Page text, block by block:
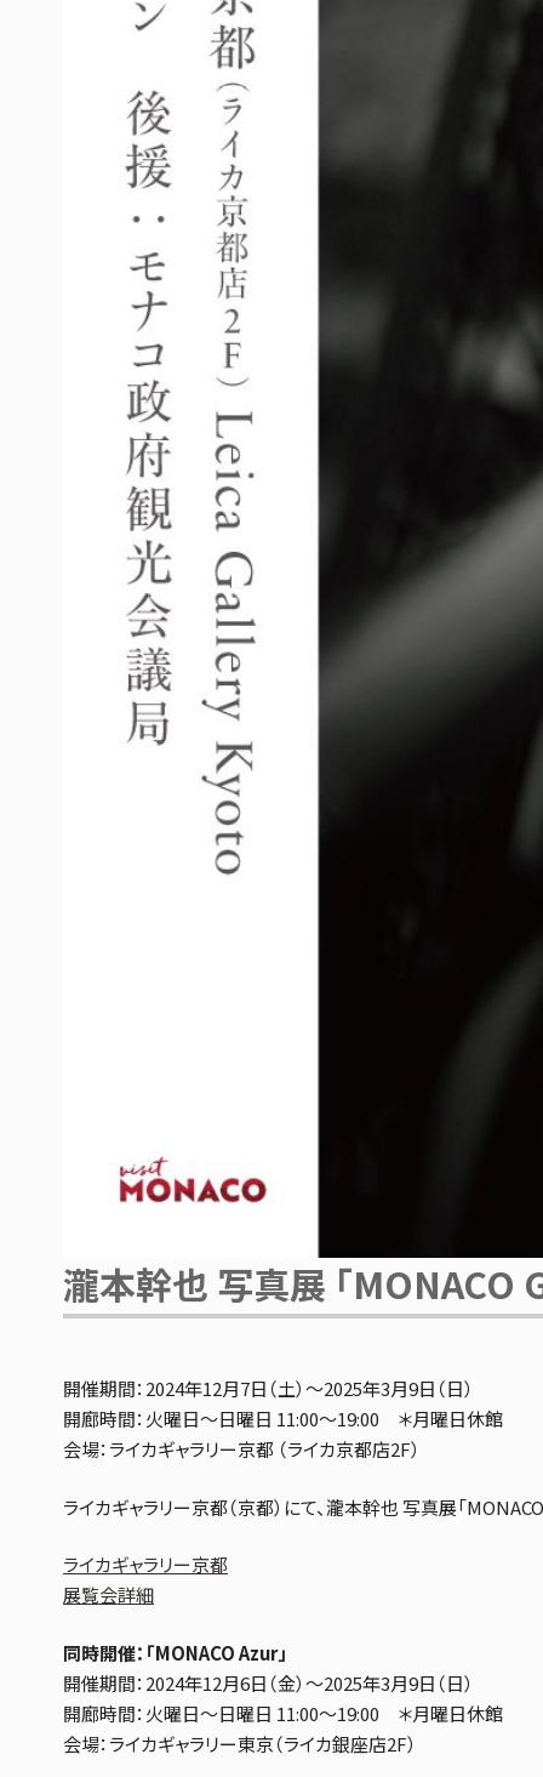
瀧本幹也 写真展 「MONACO
開催期間：2024年12月7日（土）～2025年3月9日（日）
開廊時間：火曜日～日曜日 11:00～19:00 ＊月曜日休館
会場：ライカギャラリー京都 （ライカ京都店2F）
ライカギャラリー京都（京都）にて、瀧本幹也 写真展「
ライカギャラリー京都
展覧会詳細
同時開催：「MONACO Azur」
開催期間：2024年12月6日（金）～2025年3月9日（日）
開廊時間：火曜日～日曜日 11:00～19:00 ＊月曜日休館
会場：ライカギャラリー東京（ライカ銀座店2F）